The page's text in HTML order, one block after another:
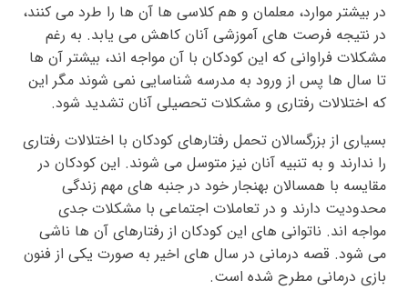
در بیشتر موارد، معلمان و هم کلاسی ها آن ها را طرد می کنند،
در نتیجه فرصت های آموزشی آنان کاهش می یابد. به رغم
مشکلات فراوانی که این کودکان با آن مواجه اند، بیشتر آن ها
تا سال ها پس از ورود به مدرسه شناسایی نمی شوند مگر این
که اختلالات رفتاری و مشکلات تحصیلی آنان تشدید شود.
بسیاری از بزرگسالان تحمل رفتارهای کودکان با اختلالات رفتاری
را ندارند و به تنبیه آنان نیز متوسل می شوند. این کودکان در
مقایسه با همسالان بهنجار خود در جنبه های مهم زندگی
محدودیت دارند و در تعاملات اجتماعی با مشکلات جدی
مواجه اند. ناتوانی های این کودکان از رفتارهای آن ها ناشی
می شود. قصه درمانی در سال های اخیر به صورت یکی از فنون
بازی درمانی مطرح شده است.